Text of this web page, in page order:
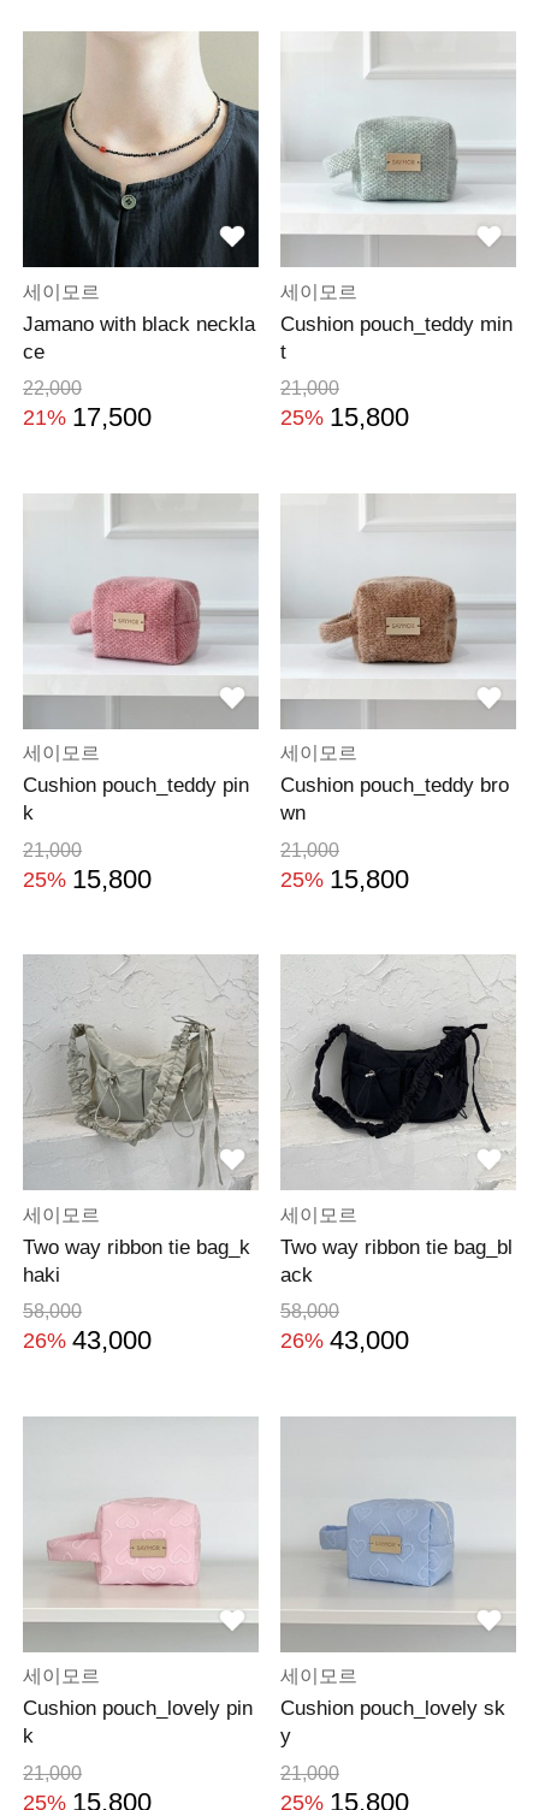
세이모르
Jamano with black neckla
ce
22,000
21% 17,500
세이모르
Cushion pouch_teddy min
t
21,000
25% 15,800
세이모르
Cushion pouch_teddy pin
k
21,000
25% 15,800
세이모르
Cushion pouch_teddy bro
wn
21,000
25% 15,800
세이모르
Two way ribbon tie bag_k
haki
58,000
26% 43,000
세이모르
Two way ribbon tie bag_bl
ack
58,000
26% 43,000
세이모르
Cushion pouch_lovely pin
k
21,000
25% 15,800
세이모르
Cushion pouch_lovely sk
y
21,000
25% 15,800